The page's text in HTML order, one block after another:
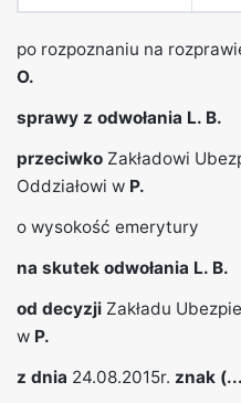
po rozpoznaniu na
O.
sprawy z odwołania L. B.
przeciwko Zakładowi
Oddziałowi w P.
o wysokość emerytury
na skutek odwołania L. B.
od decyzji Zakładu
w P.
z dnia 24.08.2015r. znak